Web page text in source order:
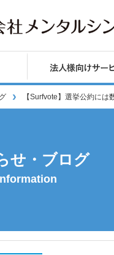
【Surfvote】選挙公約に
せ・ブログ